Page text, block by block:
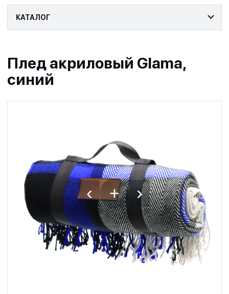
КАТАЛОГ
Плед акриловый Glama,
синий
‹ + ›